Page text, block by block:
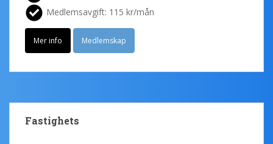
Medlemsavgift: 115 kr/mån
Mer info Medlemskap
Fastighets